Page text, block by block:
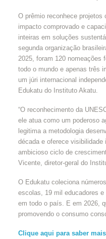
O prêmio reconhece projetos
impacto comprovado e
inteiras em soluções
segunda organização
2025, foram 120 nomeações
todo o mundo e apenas três
um júri internacional
Edukatu do Instituto Akatu.
“O reconhecimento da
ele atua como um poderoso
legitima a metodologia
década e oferece visibilidade
ambicioso ciclo de
Vicente, diretor-geral do
O Edukatu coleciona
escolas, 19 mil educadores
em todo o país. E em 2026,
promovendo o consumo
Clique aqui para saber